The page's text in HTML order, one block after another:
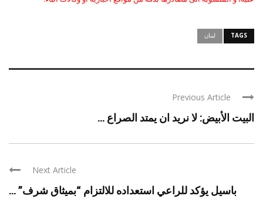
TAGS لبنان
Previous Article
البيت الأبيض: لا نريد ان يمتد الصراع ...
Next Article
باسيل يؤكد للراعي استعداده للالتزام “بميثاق شرف” ...